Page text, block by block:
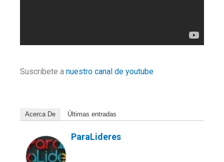
Suscribete a nuestro canal de youtube
Acerca De Últimas entradas
ParaLideres